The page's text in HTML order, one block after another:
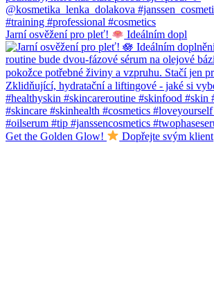
Jarní osvěžení pro pleť! Ideálním dopl
Get the Golden Glow! Dopřejte svým klient